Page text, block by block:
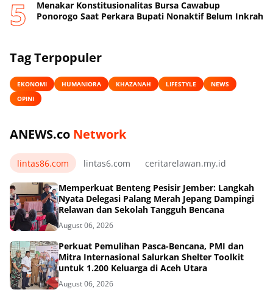
Menakar Konstitusionalitas Bursa Cawabup
Ponorogo Saat Perkara Bupati Nonaktif Belum Inkrah
Tag Terpopuler
EKONOMI HUMANIORA KHAZANAH LIFESTYLE
NEWS
OPINI
ANEWS.co Network
lintas86.com lintas6.com ceritarelawan.my.id
Memperkuat Benteng Pesisir Jember: Langkah
Nyata Delegasi Palang Merah Jepang Dampingi
Relawan dan Sekolah Tangguh Bencana
August 06, 2026
Perkuat Pemulihan Pasca-Bencana, PMI dan
Mitra Internasional Salurkan Shelter Toolkit
untuk 1.200 Keluarga di Aceh Utara
August 06, 2026